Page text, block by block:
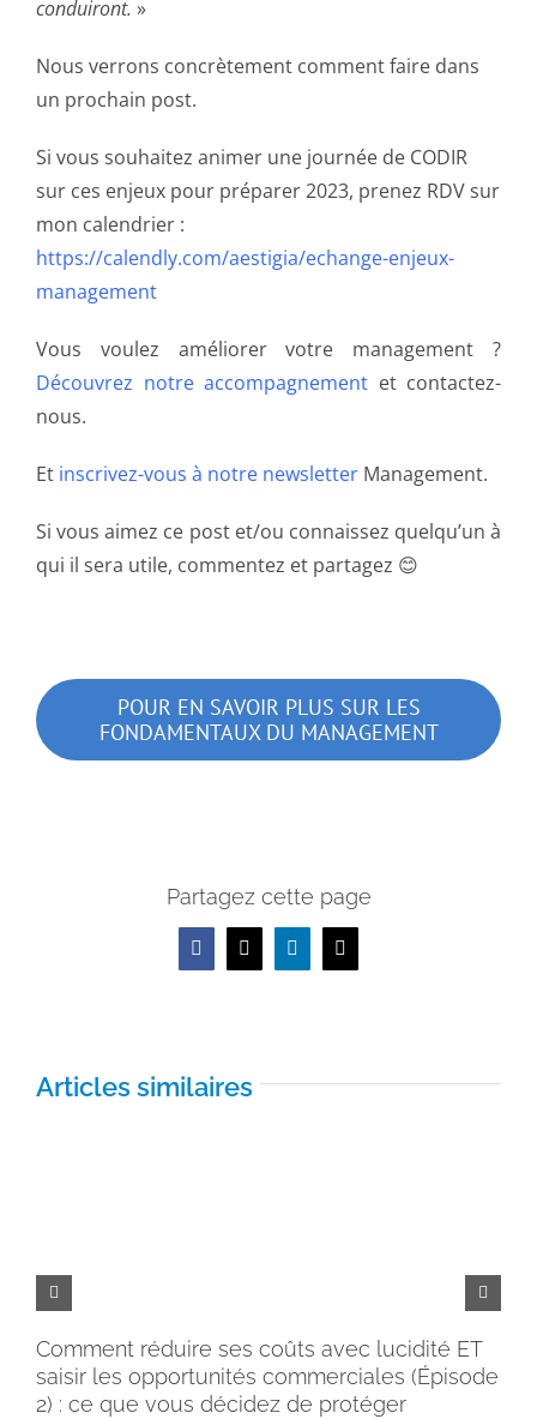
conduiront. »
Nous verrons concrètement comment faire dans
un prochain post.
Si vous souhaitez animer une journée de CODIR
sur ces enjeux pour préparer 2023, prenez RDV sur
mon calendrier :
https://calendly.com/aestigia/echange-enjeux-
management
Vous voulez améliorer votre management ?
Découvrez notre accompagnement et contactez-
nous.
Et inscrivez-vous à notre newsletter Management.
Si vous aimez ce post et/ou connaissez quelqu’un à
qui il sera utile, commentez et partagez 😊
POUR EN SAVOIR PLUS SUR LES
FONDAMENTAUX DU MANAGEMENT
Partagez cette page
Facebook
X LinkedInEmail
Articles similaires
Comment réduire ses coûts avec lucidité ET
saisir les opportunités commerciales (Épisode
2) : ce que vous décidez de protéger